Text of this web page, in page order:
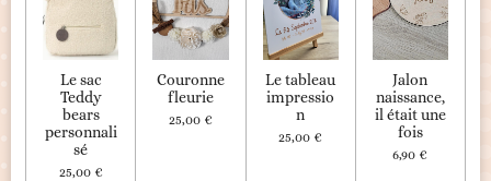
Le sac
Teddy
bears
personnali
sé
25,00 €
Couronne
fleurie
25,00 €
Le tableau
impressio
n
25,00 €
Jalon
naissance,
il était une
fois
6,90 €